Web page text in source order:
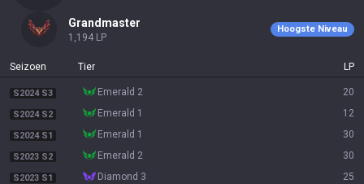
grandmaster
1,194 LP
Hoogste Niveau
Seizoen Tier LP
S2024 S3 emerald 2 20
S2024 S2 emerald 1 12
S2024 S1 emerald 1 30
S2023 S2 emerald 2 30
S2023 S1 diamond 3 25